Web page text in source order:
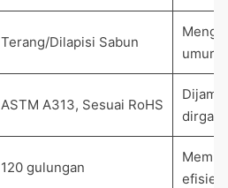
Terang/Dilapisi Sabun
umur
ASTM A313, Sesuai RoHS
120 gulungan